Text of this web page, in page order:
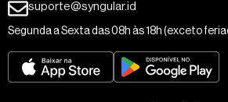
suporte@syngular.id
Segunda a Sexta das 08h às 18h (exceto